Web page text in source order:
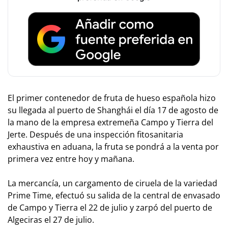
El primer contenedor de fruta de hueso española hizo
su llegada al puerto de Shanghái el día 17 de agosto de
la mano de la empresa extremeña Campo y Tierra del
Jerte. Después de una inspección fitosanitaria
exhaustiva en aduana, la fruta se pondrá a la venta por
primera vez entre hoy y mañana.
La mercancía, un cargamento de ciruela de la variedad
Prime Time, efectuó su salida de la central de envasado
de Campo y Tierra el 22 de julio y zarpó del puerto de
Algeciras el 27 de julio.